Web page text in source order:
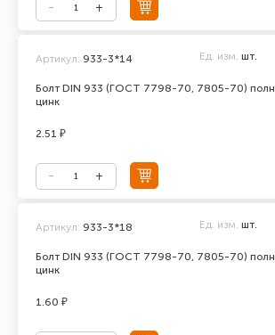
Болт DIN 933 (ГОСТ 7798-70, 7805-70)
цинк
Артикул: 933-3*14 Ед. изм. шт.
2.51 ₽
Болт DIN 933 (ГОСТ 7798-70, 7805-70)
цинк
Артикул: 933-3*18 Ед. изм. шт.
1.60 ₽